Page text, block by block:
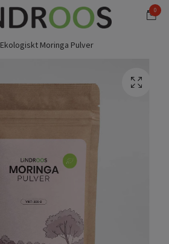
0
Ekologiskt Moringa Pulver